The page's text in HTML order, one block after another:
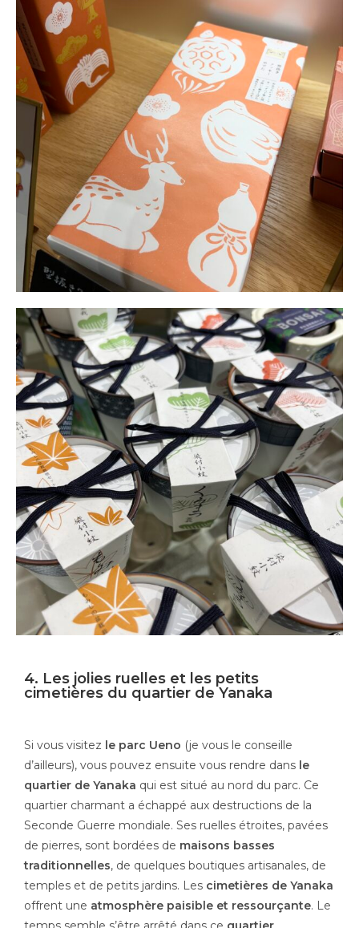
4. Les jolies ruelles et les petits
cimetières du quartier de Yanaka
Si vous visitez le parc Ueno (je vous le conseille
d’ailleurs), vous pouvez ensuite vous rendre dans le
quartier de Yanaka qui est situé au nord du parc. Ce
quartier charmant a échappé aux destructions de la
Seconde Guerre mondiale. Ses ruelles étroites, pavées
de pierres, sont bordées de maisons basses
traditionnelles, de quelques boutiques artisanales, de
temples et de petits jardins. Les cimetières de Yanaka
offrent une atmosphère paisible et ressourçante. Le